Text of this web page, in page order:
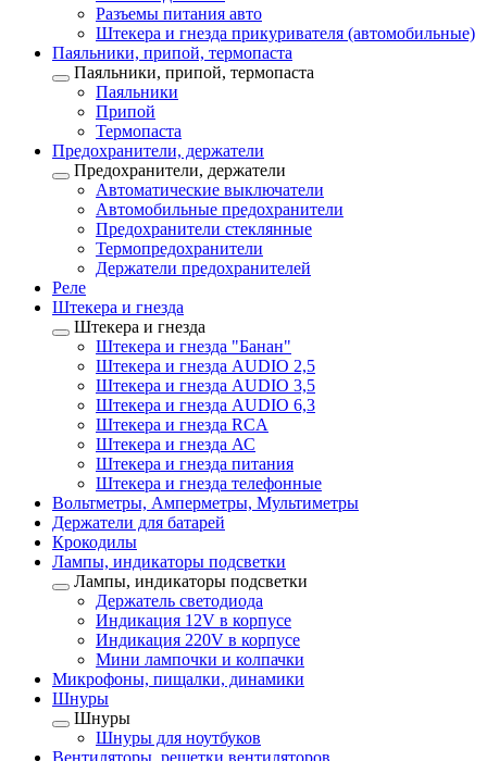
Разъемы питания авто
Штекера и гнезда прикуривателя (автомобильные)
Паяльники, припой, термопаста
Паяльники, припой, термопаста
Паяльники
Припой
Термопаста
Предохранители, держатели
Предохранители, держатели
Автоматические выключатели
Автомобильные предохранители
Предохранители стеклянные
Термопредохранители
Держатели предохранителей
Реле
Штекера и гнезда
Штекера и гнезда
Штекера и гнезда "Банан"
Штекера и гнезда AUDIO 2,5
Штекера и гнезда AUDIO 3,5
Штекера и гнезда AUDIO 6,3
Штекера и гнезда RCA
Штекера и гнезда АС
Штекера и гнезда питания
Штекера и гнезда телефонные
Вольтметры, Амперметры, Мультиметры
Держатели для батарей
Крокодилы
Лампы, индикаторы подсветки
Лампы, индикаторы подсветки
Держатель светодиода
Индикация 12V в корпусе
Индикация 220V в корпусе
Мини лампочки и колпачки
Микрофоны, пищалки, динамики
Шнуры
Шнуры
Шнуры для ноутбуков
Вентиляторы, решетки вентиляторов